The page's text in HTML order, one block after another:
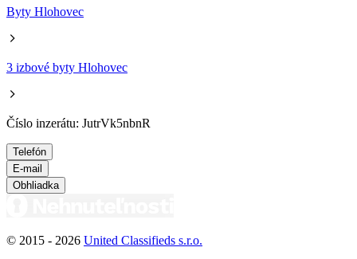
Byty Hlohovec
3 izbové byty Hlohovec
Číslo inzerátu: JutrVk5nbnR
Telefón
E-mail
Obhliadka
© 2015 - 2026 United Classifieds s.r.o.